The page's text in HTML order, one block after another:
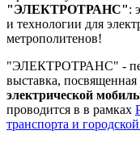
"ЭЛЕКТРОТРАНС":
и технологии для
метрополитенов!
"ЭЛЕКТРОТРАНС" -
выставка, посвященная
электрической
проводится в в рамках
транспорта и